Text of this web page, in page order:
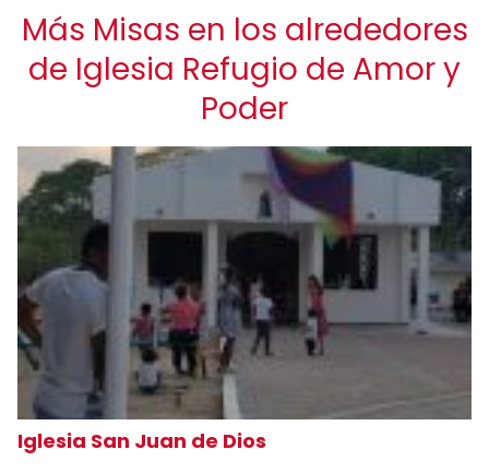
Más Misas en los alrededores
de Iglesia Refugio de Amor y
Poder
Iglesia San Juan de Dios